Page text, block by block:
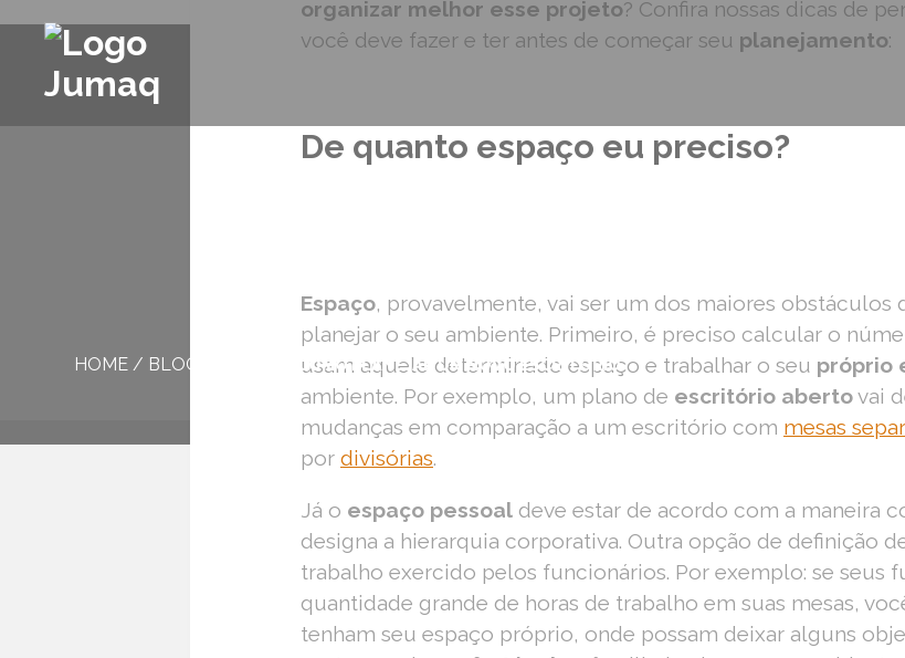
HOME / BLOG DICAS DE COMO PLANEJAR UM NOVO ESCRITÓRIO
organizar melhor esse projeto? Confira nossas dicas de
você deve fazer e ter antes de começar seu planejamento:
De quanto espaço eu preciso?
Espaço, provavelmente, vai ser um dos maiores obstáculos
planejar o seu ambiente. Primeiro, é preciso calcular o
usam aquele determinado espaço e trabalhar o seu próprio
ambiente. Por exemplo, um plano de escritório abertovai
mudanças em comparação a um escritório com mesas
por divisórias.
Já o espaço pessoal deve estar de acordo com a maneira
designa a hierarquia corporativa. Outra opção de definição
trabalho exercido pelos funcionários. Por exemplo: se seus
quantidade grande de horas de trabalho em suas mesas,
tenham seu espaço próprio, onde possam deixar alguns